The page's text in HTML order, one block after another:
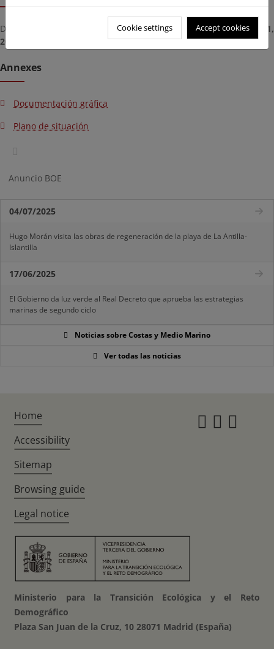
Deadline for submitting documents from
Monday, January 31,
2022
Friday, February 25, 2022
Annexes
Documentación gráfica
Plano de situación
Anuncio BOE
04/07/2025
Hugo Morán visita las obras de regeneración de la playa de La Antilla-
Islantilla
17/06/2025
El Gobierno da luz verde al Real Decreto que aprueba las estrategias
marinas de segundo ciclo
Noticias sobre Costas y Medio Marino
Ver todas las noticias
Cookie settings Accept cookies
Home
Accessibility
Sitemap
Browsing guide
Legal notice
Ministerio para la Transición Ecológica y el Reto
Demográfico
Plaza San Juan de la Cruz, 10 28071 Madrid (España)